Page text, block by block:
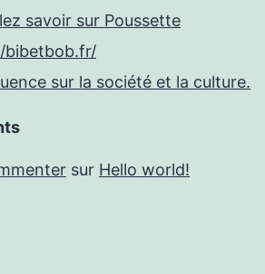
savoir sur Poussette
bibetbob.fr/
sur la société et la culture.
sur Hello world!